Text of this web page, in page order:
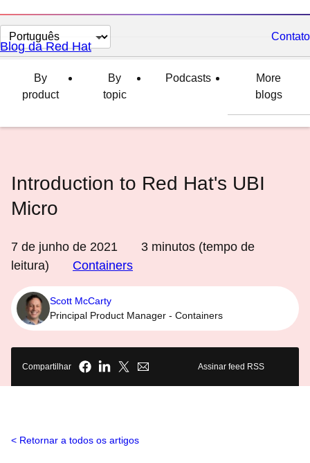
Selecionar
idioma
Contato
Blog da Red Hat
By
product
By
topic
Podcasts
More
blogs
Introduction to Red Hat's UBI
Micro
7 de junho de 2021 3 minutos (tempo de
leitura)
Containers
Scott McCarty
Principal Product Manager - Containers
Compartilhar Assinar feed RSS
Retornar a todos os artigos